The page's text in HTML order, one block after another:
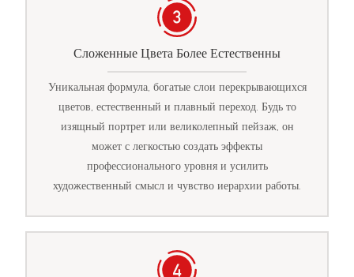
Сложенные Цвета Более Естественны
Уникальная формула, богатые слои перекрывающихся
цветов, естественный и плавный переход. Будь то
изящный портрет или великолепный пейзаж, он
может с легкостью создать эффекты
профессионального уровня и усилить
художественный смысл и чувство иерархии работы.